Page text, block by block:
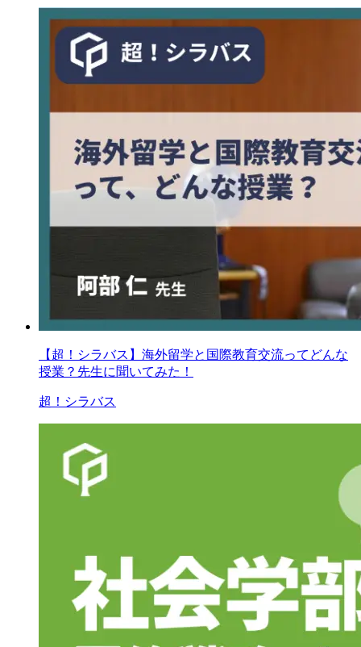
【超！シラバス】海外留学と国際教育交流ってどんな
授業？先生に聞いてみた！
超！シラバス